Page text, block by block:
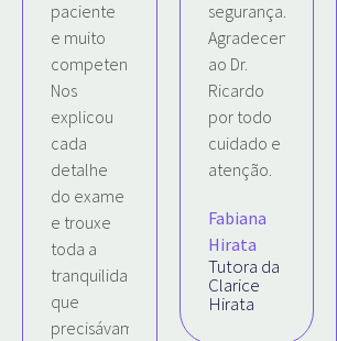
paciente
e muito
competente.
Nos
explicou
cada
detalhe
do exame
e trouxe
toda a
tranquilidade
que
precisávamos!
segurança.
Agradecemos
ao Dr.
Ricardo
por todo
cuidado e
atenção.
Fabiana
Hirata
Tutora da
Clarice
Hirata